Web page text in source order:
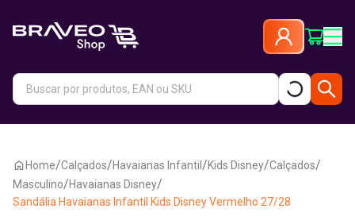
Home/Calçados/Havaianas Infantil /Kids Disney/Calçados/
Masculino/Havaianas Disney/
Sandália Havaianas Infantil Kids Disney Vermelho 27/28